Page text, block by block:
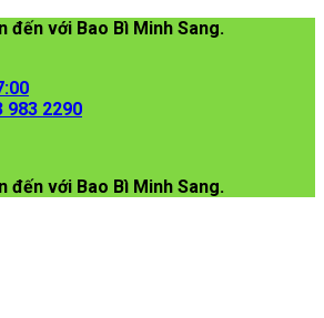
đến với Bao Bì Minh Sang.
983 2290
đến với Bao Bì Minh Sang.